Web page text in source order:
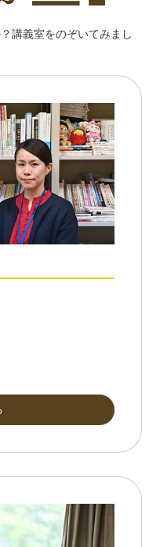
講義室をのぞいてみまし